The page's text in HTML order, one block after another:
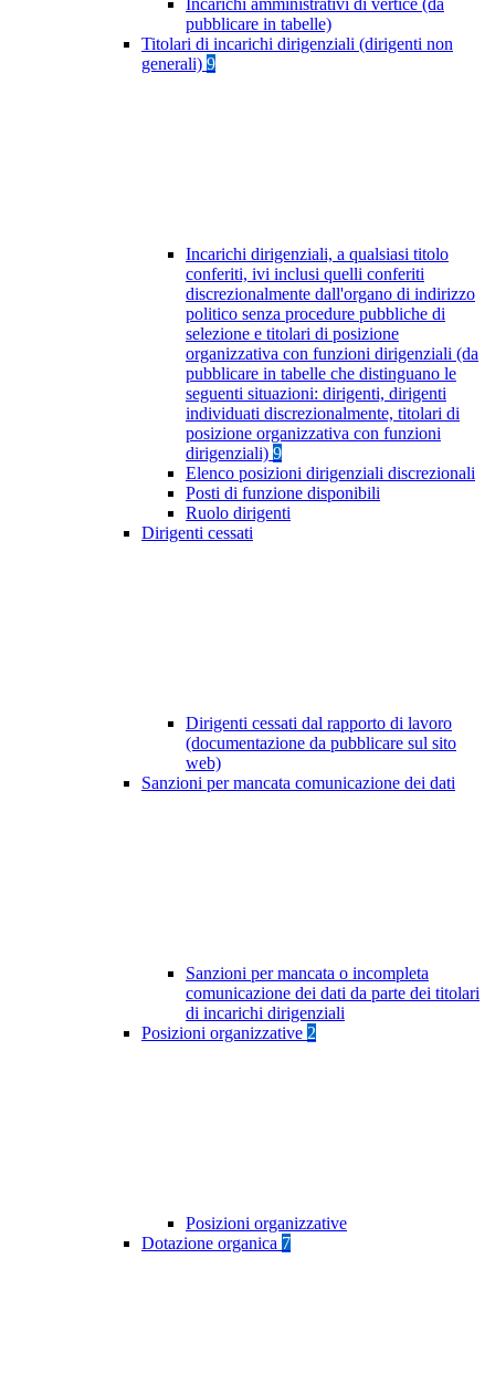
Incarichi amministrativi di vertice (da
pubblicare in tabelle)
Titolari di incarichi dirigenziali (dirigenti non
generali) 9
Incarichi dirigenziali, a qualsiasi titolo
conferiti, ivi inclusi quelli conferiti
discrezionalmente dall'organo di indirizzo
politico senza procedure pubbliche di
selezione e titolari di posizione
organizzativa con funzioni dirigenziali (da
pubblicare in tabelle che distinguano le
seguenti situazioni: dirigenti, dirigenti
individuati discrezionalmente, titolari di
posizione organizzativa con funzioni
dirigenziali) 9
Elenco posizioni dirigenziali discrezionali
Posti di funzione disponibili
Ruolo dirigenti
Dirigenti cessati
Dirigenti cessati dal rapporto di lavoro
(documentazione da pubblicare sul sito
web)
Sanzioni per mancata comunicazione dei dati
Sanzioni per mancata o incompleta
comunicazione dei dati da parte dei titolari
di incarichi dirigenziali
Posizioni organizzative 2
Posizioni organizzative
Dotazione organica 7